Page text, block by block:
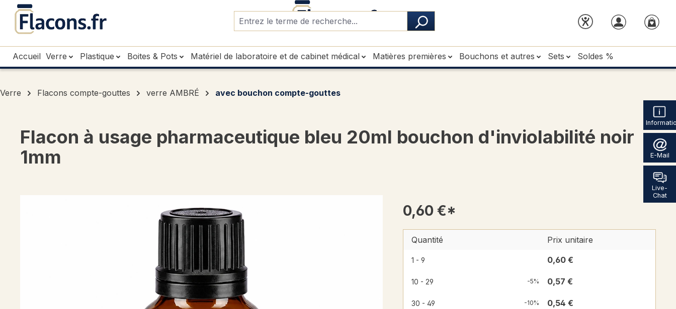
au contenu principal
Passer à la recherche
Passer à la navigation principale
E-Mail
Live-
Chat
Accueil Verre Plastique Boites & Pots Matériel de laboratoire et de cabinet médical Matières premières Bouchons et autres Sets Soldes %
Verre Flacons compte-gouttes verre AMBRÉ avec bouchon compte-gouttes
Flacon à usage pharmaceutique bleu 20ml bouchon d'inviolabilité noir
1mm
0,60 €*
Quantité Prix unitaire
1 - 9 0,60 €
10 - 29 -5% 0,57 €
30 - 49 -10% 0,54 €